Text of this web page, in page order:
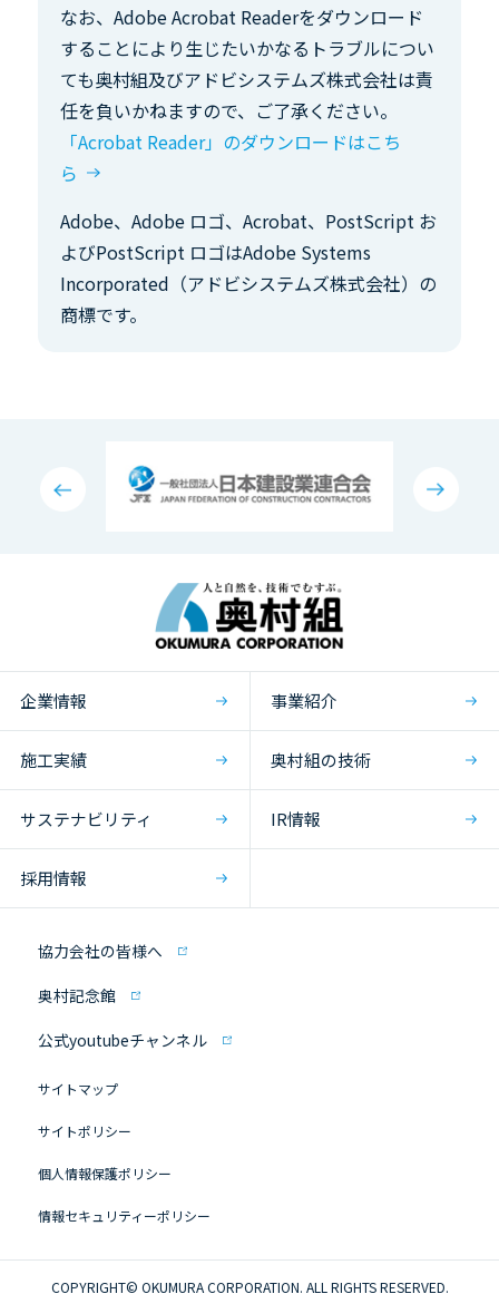
なお、Adobe Acrobat Readerをダウンロード
することにより生じたいかなるトラブルについ
ても奥村組及びアドビシステムズ株式会社は責
任を負いかねますので、ご了承ください。
「Acrobat Reader」のダウンロードはこち
ら
Adobe、Adobe ロゴ、Acrobat、PostScript お
よびPostScript ロゴはAdobe Systems
Incorporated（アドビシステムズ株式会社）の
商標です。
企業情報 事業紹介
施工実績 奥村組の技術
サステナビリティ IR情報
採用情報
協力会社の皆様へ
奥村記念館
公式youtubeチャンネル
サイトマップ
サイトポリシー
個人情報保護ポリシー
情報セキュリティーポリシー
COPYRIGHT© OKUMURA CORPORATION. ALL RIGHTS RESERVED.